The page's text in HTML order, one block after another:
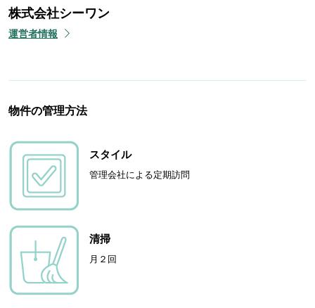
株式会社シーワン
運営者情報
物件の管理方法
スタイル
管理会社による定期訪問
清掃
月２回